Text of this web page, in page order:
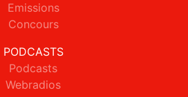
Emissions
Concours
PODCASTS
Podcasts
Webradios